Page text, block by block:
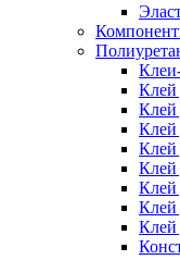
Клей
Клей
Клей
Клей
Клей
Клей
Клей
Клей